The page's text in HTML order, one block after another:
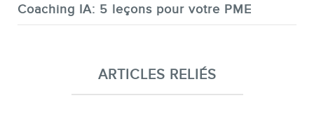
Coaching IA: 5 leçons pour votre PME
ARTICLES RELIÉS